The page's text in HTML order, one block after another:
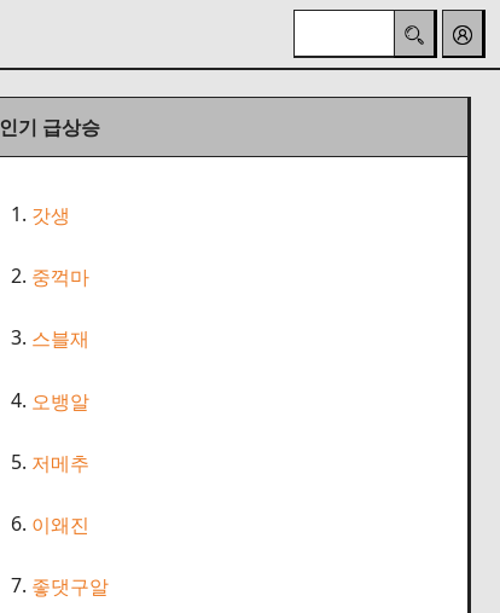
인기 급상승
1. 갓생
2. 중꺽마
3. 스블재
4. 오뱅알
5. 저메추
6. 이왜진
7. 좋댓구알